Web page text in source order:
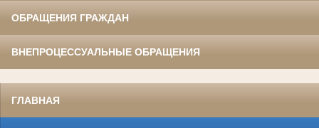
ОБРАЩЕНИЯ ГРАЖДАН
ВНЕПРОЦЕССУАЛЬНЫЕ ОБРАЩЕНИЯ
ГЛАВНАЯ